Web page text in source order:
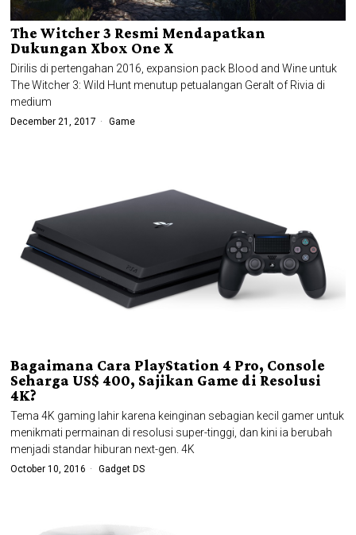
The Witcher 3 Resmi Mendapatkan
Dukungan Xbox One X
Dirilis di pertengahan 2016, expansion pack Blood and Wine untuk
The Witcher 3: Wild Hunt menutup petualangan Geralt of Rivia di
medium
December 21, 2017 Game
Bagaimana Cara PlayStation 4 Pro, Console
Seharga US$ 400, Sajikan Game di Resolusi
4K?
Tema 4K gaming lahir karena keinginan sebagian kecil gamer untuk
menikmati permainan di resolusi super-tinggi, dan kini ia berubah
menjadi standar hiburan next-gen. 4K
October 10, 2016 Gadget DS